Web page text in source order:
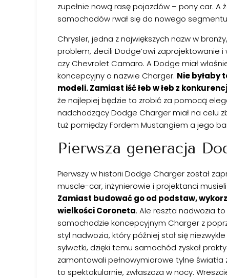
zupełnie nową rasę pojazdów – pony car. A
samochodów rwał się do nowego segmentu
Chrysler, jedna z największych nazw w
problem, zlecili Dodge’owi zaprojektowanie
czy Chevrolet Camaro. A Dodge miał
koncepcyjny o nazwie Charger. Nie byłaby
modeli. Zamiast iść łeb w łeb z
że najlepiej będzie to zrobić za pomocą
nadchodzący Dodge Charger miał na celu
tuż pomiędzy Fordem Mustangiem a jego
Pierwsza generacja
Pierwszy w historii Dodge Charger został
muscle-car, inżynierowie i projektanci
Zamiast budować go od podstaw,
wielkości Coroneta. Ale reszta nadwozia
samochodzie koncepcyjnym Charger z
styl nadwozia, który później stał się
sylwetki, dzięki temu samochód zyskał
zamontowali pełnowymiarowe tylne światła
to spektakularnie, zwłaszcza w nocy.